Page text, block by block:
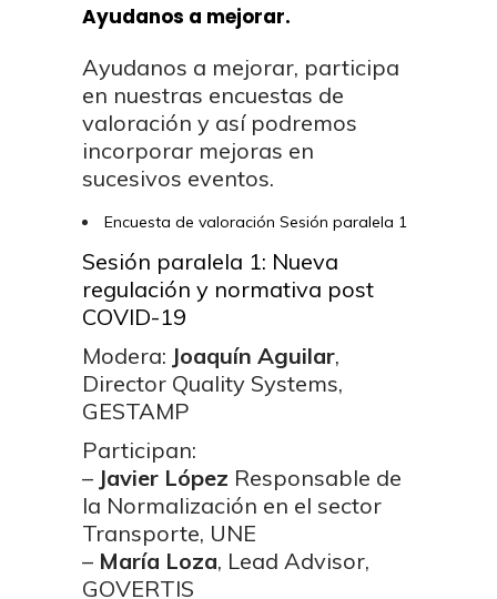
Ayudanos a mejorar.
Ayudanos a mejorar, participa
en nuestras encuestas de
valoración y así podremos
incorporar mejoras en
sucesivos eventos.
Encuesta de valoración Sesión paralela 1
Sesión paralela 1: Nueva
regulación y normativa post
COVID-19
Modera: Joaquín Aguilar,
Director Quality Systems,
GESTAMP
Participan:
– Javier López Responsable de
la Normalización en el sector
Transporte, UNE
– María Loza, Lead Advisor,
GOVERTIS